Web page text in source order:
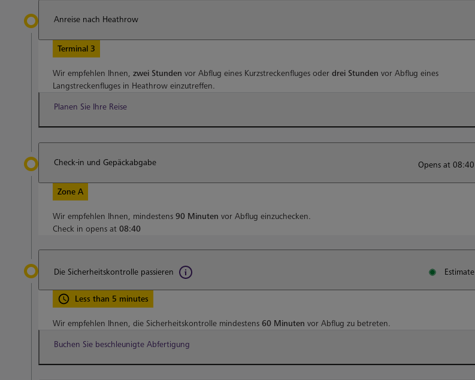
Anreise nach Heathrow
Terminal 3
Wir empfehlen Ihnen, zwei Stunden vor Abflug eines Kurzstreckenfluges oder drei Stunden vor Abflug eines
Langstreckenfluges in Heathrow einzutreffen.
Planen Sie Ihre Reise
Check-in und Gepäckabgabe Opens at 08:40
Zone A
Wir empfehlen Ihnen, mindestens 90 Minuten vor Abflug einzuchecken.
Check in opens at 08:40
Die Sicherheitskontrolle passieren Estimate
Less than 5 minutes
Wir empfehlen Ihnen, die Sicherheitskontrolle mindestens 60 Minuten vor Abflug zu betreten.
Buchen Sie beschleunigte Abfertigung